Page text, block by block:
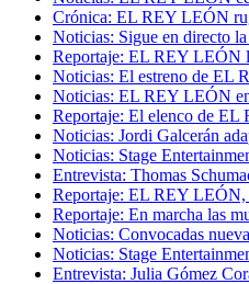
Crónica: EL REY LEÓN
Noticias: Sigue en directo
Reportaje: EL REY LEÓN
Noticias: El estreno de EL
Noticias: EL REY LEÓN en
Reportaje: El elenco de EL
Noticias: Jordi Galcerán
Noticias: Stage
Entrevista: Thomas
Reportaje: EL REY LEÓN,
Reportaje: En marcha las
Noticias: Convocadas
Noticias: Stage
Entrevista: Julia Gómez